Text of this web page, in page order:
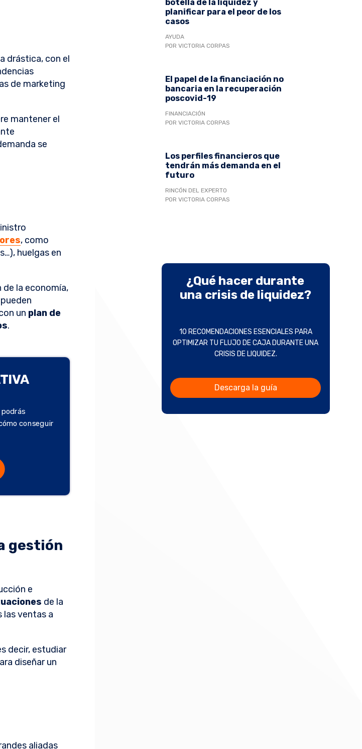
drástica, con el
de marketing
mantener el
se
, como
huelgas en
la economía,
un plan de
.
conseguir
gestión
e
de la
las ventas a
decir, estudiar
diseñar un
aliadas
botella de la liquidez y
planificar para el peor de los
casos
AYUDA
POR VICTORIA CORPAS
El papel de la financiación no
bancaria en la recuperación
poscovid-19
FINANCIACIÓN
POR VICTORIA CORPAS
Los perfiles financieros que
tendrán más demanda en el
futuro
RINCÓN DEL EXPERTO
POR VICTORIA CORPAS
¿Qué hacer durante
una crisis de liquidez?
10 RECOMENDACIONES ESENCIALES PARA
OPTIMIZAR TU FLUJO DE CAJA DURANTE UNA
CRISIS DE LIQUIDEZ.
Descarga la guía